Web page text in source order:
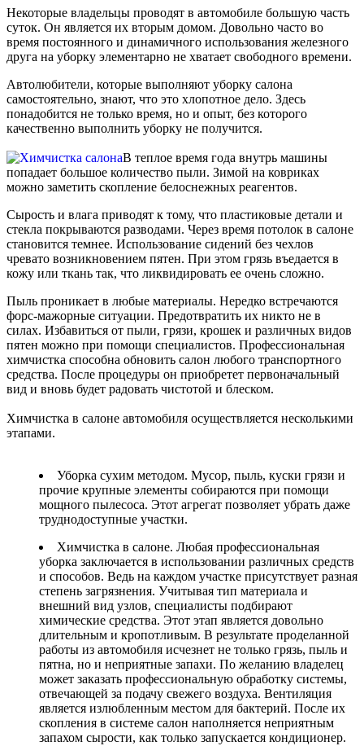
Некоторые владельцы проводят в автомобиле большую часть
суток. Он является их вторым домом. Довольно часто во
время постоянного и динамичного использования железного
друга на уборку элементарно не хватает свободного времени.
Автолюбители, которые выполняют уборку салона
самостоятельно, знают, что это хлопотное дело. Здесь
понадобится не только время, но и опыт, без которого
качественно выполнить уборку не получится.
В теплое время года внутрь машины
попадает большое количество пыли. Зимой на ковриках
можно заметить скопление белоснежных реагентов.
Сырость и влага приводят к тому, что пластиковые детали и
стекла покрываются разводами. Через время потолок в салоне
становится темнее. Использование сидений без чехлов
чревато возникновением пятен. При этом грязь въедается в
кожу или ткань так, что ликвидировать ее очень сложно.
Пыль проникает в любые материалы. Нередко встречаются
форс-мажорные ситуации. Предотвратить их никто не в
силах. Избавиться от пыли, грязи, крошек и различных видов
пятен можно при помощи специалистов. Профессиональная
химчистка способна обновить салон любого транспортного
средства. После процедуры он приобретет первоначальный
вид и вновь будет радовать чистотой и блеском.
Химчистка в салоне автомобиля осуществляется несколькими
этапами.
Уборка сухим методом. Мусор, пыль, куски грязи и
прочие крупные элементы собираются при помощи
мощного пылесоса. Этот агрегат позволяет убрать даже
труднодоступные участки.
Химчистка в салоне. Любая профессиональная
уборка заключается в использовании различных средств
и способов. Ведь на каждом участке присутствует разная
степень загрязнения. Учитывая тип материала и
внешний вид узлов, специалисты подбирают
химические средства. Этот этап является довольно
длительным и кропотливым. В результате проделанной
работы из автомобиля исчезнет не только грязь, пыль и
пятна, но и неприятные запахи. По желанию владелец
может заказать профессиональную обработку системы,
отвечающей за подачу свежего воздуха. Вентиляция
является излюбленным местом для бактерий. После их
скопления в системе салон наполняется неприятным
запахом сырости, как только запускается кондиционер.